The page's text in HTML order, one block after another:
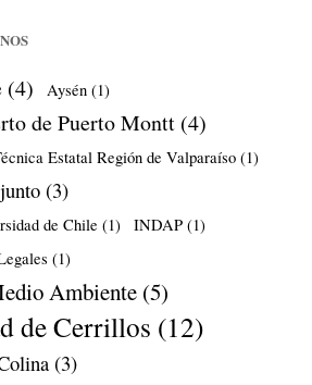
(4) Aysén (1)
de Puerto Montt (4)
Estatal Región de Valparaíso (1)
(3)
de Chile (1) INDAP (1)
(1)
Ambiente (5)
de Cerrillos (12)
(3)